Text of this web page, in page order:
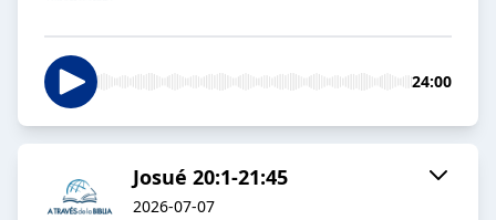
24:00
Josué 20:1-21:45
2026-07-07